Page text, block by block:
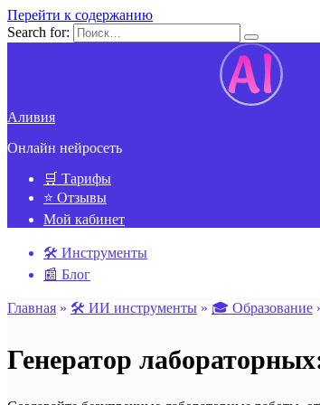
Перейти к содержанию
Search for:
Аливия
Онлайн нейросеть
🛒 Тарифы
⭐ Отзывы
Мой кабинет
🛠️ Инструменты
📰 Блог
Главная » 🛠️ ИИ инструменты » 🎓 Образование
Генератор